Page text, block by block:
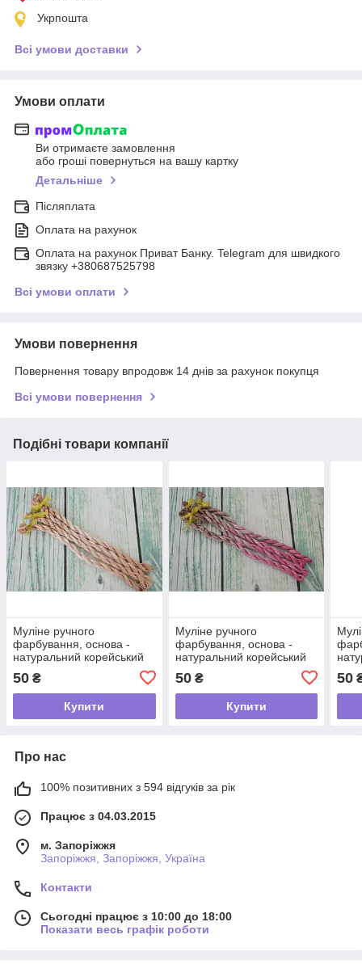
Укрпошта
Всі умови доставки
Умови оплати
Ви отримаєте замовлення
або гроші повернуться на вашу картку
Детальніше
Післяплата
Оплата на рахунок
Оплата на рахунок Приват Банку. Telegram для швидкого
звязку +380687525798
Всі умови оплати
Умови повернення
Повернення товару впродовж 14 днів за рахунок покупця
Всі умови повернення
Подібні товари компанії
Муліне ручного
фарбування, основа -
натуральний корейський
50 ₴
Купити
Муліне ручного
фарбування, основа -
натуральний корейський
50₴
Купити
50
Про нас
100% позитивних з 594 відгуків за рік
Працює з 04.03.2015
м. Запоріжжя
Запоріжжя, Запоріжжя, Україна
Контакти
Сьогодні працює з 10:00 до 18:00
Показати весь графік роботи